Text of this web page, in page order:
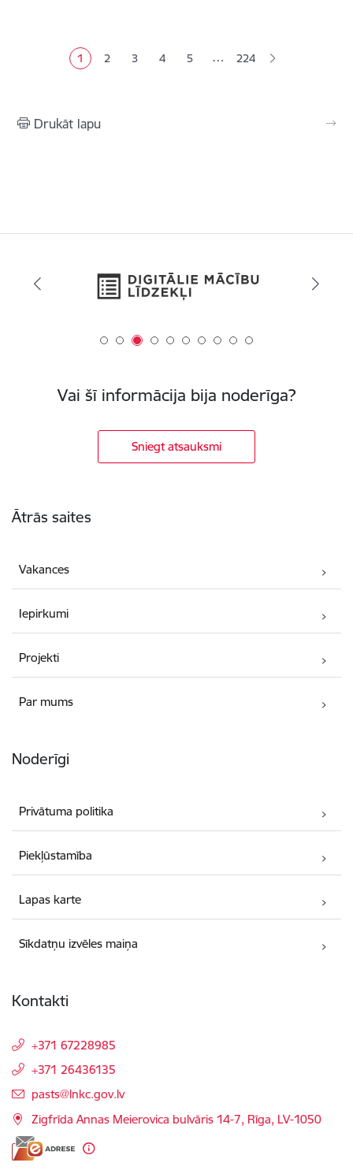
Pašreizējā lapa
1 Lapa
2 Lapa
3 Lapa
4 Lapa
5 … 224
Drukāt lapu
Vai šī informācija bija noderīga?
Sniegt atsauksmi
Ātrās saites
Vakances
Iepirkumi
Projekti
Par mums
Noderīgi
Privātuma politika
Piekļūstamība
Lapas karte
Sīkdatņu izvēles maiņa
Kontakti
+371 67228985
+371 26436135
E-pasts:
pasts@lnkc.gov.lv
Zigfrīda Annas Meierovica bulvāris 14-7, Rīga, LV-1050